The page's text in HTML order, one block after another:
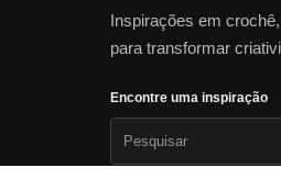
Inspirações em
para transformar
Encontre uma inspiração